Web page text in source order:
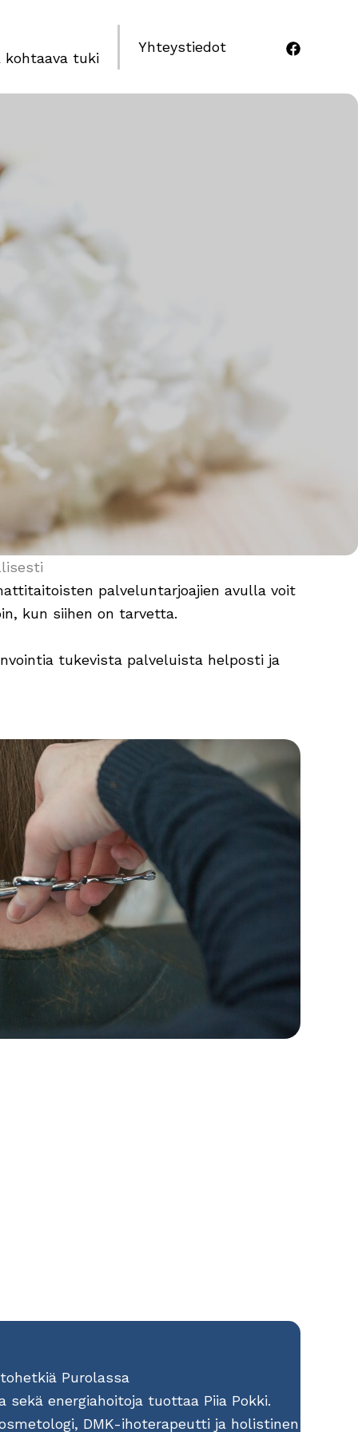
kohtaava tuki
Yhteystiedot
palveluntarjoajien avulla voit
kun siihen on tarvetta.
tukevista palveluista helposti ja
Purolassa
energiahoitoja tuottaa Piia Pokki.
DMK-ihoterapeutti ja holistinen